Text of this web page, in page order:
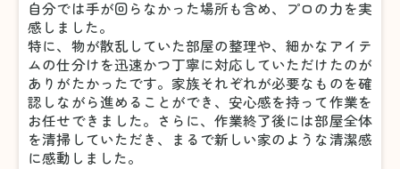
自分では手が回らなかった場所も含め、プロの力を実
感しました。
特に、物が散乱していた部屋の整理や、細かなアイテ
ムの仕分けを迅速かつ丁寧に対応していただけたのが
ありがたかったです。家族それぞれが必要なものを確
認しながら進めることができ、安心感を持って作業を
お任せできました。さらに、作業終了後には部屋全体
を清掃していただき、まるで新しい家のような清潔感
に感動しました。